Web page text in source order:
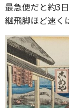
最急便だと約3
継飛脚ほど速く